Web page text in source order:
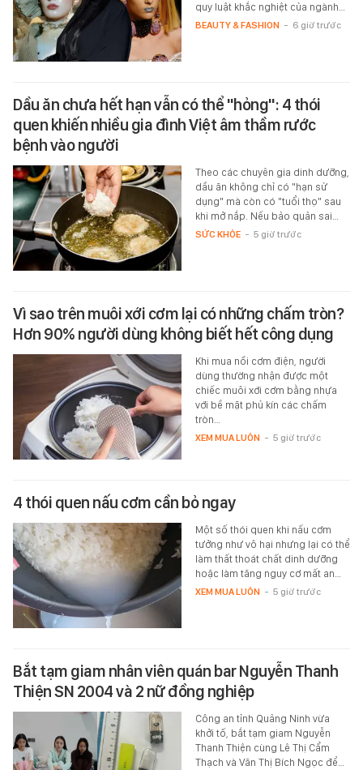
quy luật khắc nghiệt của ngành…
BEAUTY & FASHION - 6 giờ trước
Dầu ăn chưa hết hạn vẫn có thể "hỏng": 4 thói
quen khiến nhiều gia đình Việt âm thầm rước
bệnh vào người
Theo các chuyên gia dinh dưỡng,
dầu ăn không chỉ có "hạn sử
dụng" mà còn có "tuổi thọ" sau
khi mở nắp. Nếu bảo quản sai…
SỨC KHỎE - 5 giờ trước
Vì sao trên muôi xới cơm lại có những chấm tròn?
Hơn 90% người dùng không biết hết công dụng
Khi mua nồi cơm điện, người
dùng thường nhận được một
chiếc muôi xới cơm bằng nhựa
với bề mặt phủ kín các chấm
tròn…
XEM MUA LUÔN - 5 giờ trước
4 thói quen nấu cơm cần bỏ ngay
Một số thói quen khi nấu cơm
tưởng như vô hại nhưng lại có thể
làm thất thoát chất dinh dưỡng
hoặc làm tăng nguy cơ mất an…
XEM MUA LUÔN - 5 giờ trước
Bắt tạm giam nhân viên quán bar Nguyễn Thanh
Thiện SN 2004 và 2 nữ đồng nghiệp
Công an tỉnh Quảng Ninh vừa
khởi tố, bắt tạm giam Nguyễn
Thanh Thiện cùng Lê Thị Cẩm
Thạch và Văn Thị Bích Ngọc để…